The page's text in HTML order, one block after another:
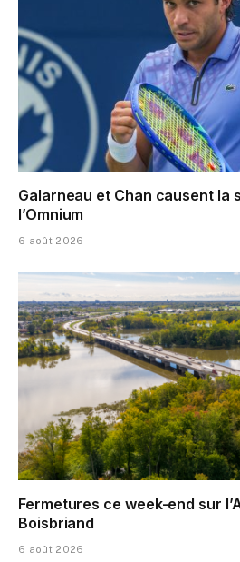
Galarneau et Chan causent la
l’Omnium
6 août 2026
Fermetures ce week-end sur
Boisbriand
6 août 2026